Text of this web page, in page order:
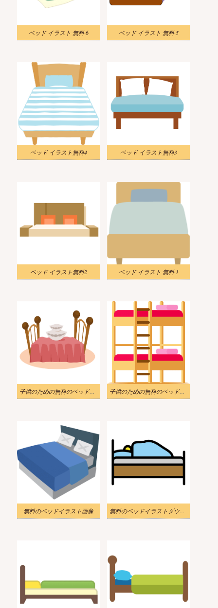
ベッド イラスト 無料 6 ベッド イラスト 無料 5
ベッド イラスト無料4 ベッド イラスト無料3
ベッド イラスト無料2 ベッド イラスト 無料 1
子供のための無料のベッドのイラスト 子供のための無料のベッドのイラスト
無料のベッドイラスト画像 無料のベッドイラストダウンロード